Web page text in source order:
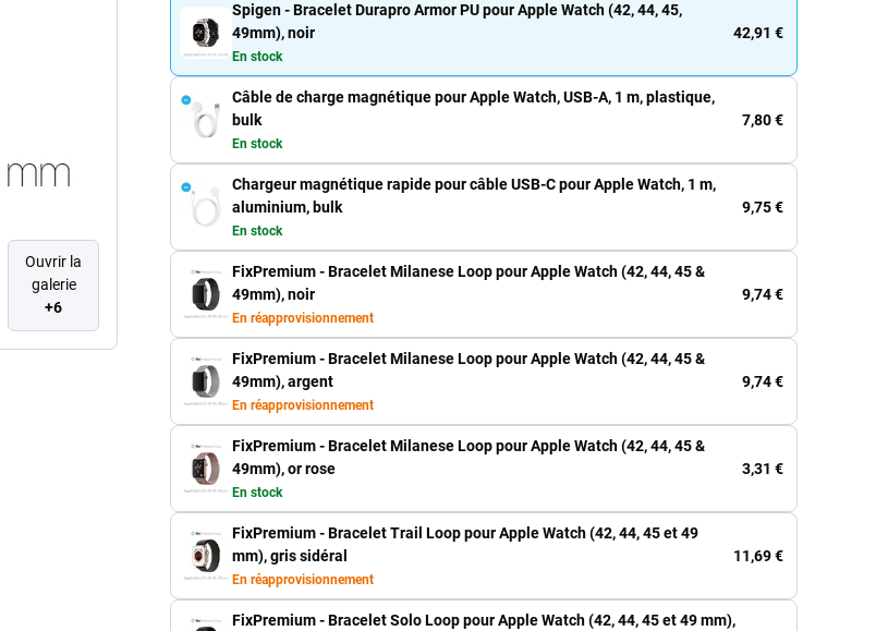
Ouvrir la
galerie
+6
Câble de charge magnétique pour Apple Watch, USB-A, 1 m, plastique,
bulk
En stock
7,80 €
Chargeur magnétique rapide pour câble USB-C pour Apple Watch, 1 m,
aluminium, bulk
En stock
9,75 €
FixPremium - Bracelet Milanese Loop pour Apple Watch (42, 44, 45 &
49mm), noir
En réapprovisionnement
9,74 €
FixPremium - Bracelet Milanese Loop pour Apple Watch (42, 44, 45 &
49mm), argent
En réapprovisionnement
9,74 €
FixPremium - Bracelet Milanese Loop pour Apple Watch (42, 44, 45 &
49mm), or rose
En stock
3,31 €
FixPremium - Bracelet Trail Loop pour Apple Watch (42, 44, 45 et 49
mm), gris sidéral
En réapprovisionnement
11,69 €
FixPremium - Bracelet Solo Loop pour Apple Watch (42, 44, 45 et 49 mm),
Spigen - Bracelet Durapro Armor PU pour Apple Watch (42, 44, 45,
49mm), noir
En stock
42,91 €